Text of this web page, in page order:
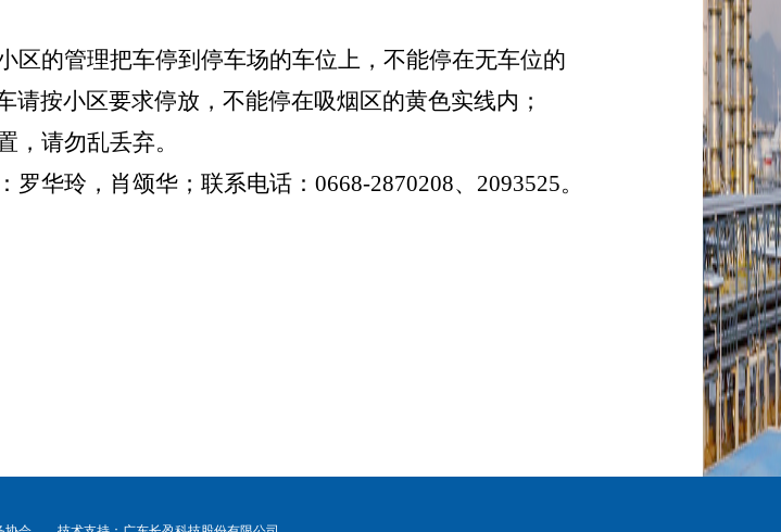
区的管理把车停到停车场的车位上，不能停在无车位的
请按小区要求停放， 不能停在吸烟区的黄色实线内；
，请勿乱丢弃。
罗华玲， 肖颂华 ；联系电话： 0668-2870208、 2093525。